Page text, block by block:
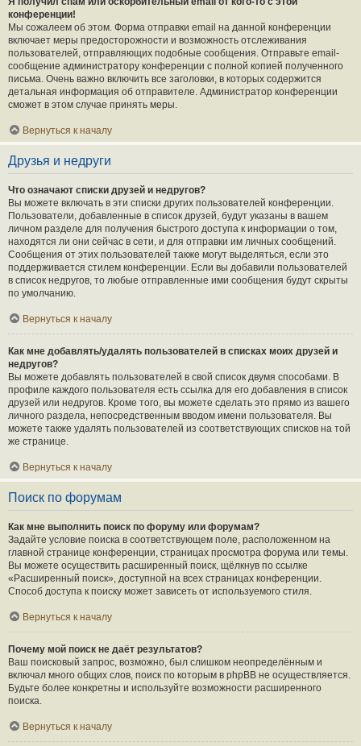
конференции!
Мы сожалеем об этом. Форма отправки email на данной конференции
включает меры предосторожности и возможность отслеживания
пользователей, отправляющих подобные сообщения. Отправьте email-
сообщение администратору конференции с полной копией полученного
письма. Очень важно включить все заголовки, в которых содержится
детальная информация об отправителе. Администратор конференции
сможет в этом случае принять меры.
Вернуться к началу
Друзья и недруги
Что означают списки друзей и недругов?
Вы можете включать в эти списки других пользователей конференции.
Пользователи, добавленные в список друзей, будут указаны в вашем
личном разделе для получения быстрого доступа к информации о том,
находятся ли они сейчас в сети, и для отправки им личных сообщений.
Сообщения от этих пользователей также могут выделяться, если это
поддерживается стилем конференции. Если вы добавили пользователей
в список недругов, то любые отправленные ими сообщения будут скрыты
по умолчанию.
Вернуться к началу
Как мне добавлять/удалять пользователей в списках моих друзей и
недругов?
Вы можете добавлять пользователей в свой список двумя способами. В
профиле каждого пользователя есть ссылка для его добавления в список
друзей или недругов. Кроме того, вы можете сделать это прямо из вашего
личного раздела, непосредственным вводом имени пользователя. Вы
можете также удалять пользователей из соответствующих списков на той
же странице.
Вернуться к началу
Поиск по форумам
Как мне выполнить поиск по форуму или форумам?
Задайте условие поиска в соответствующем поле, расположенном на
главной странице конференции, страницах просмотра форума или темы.
Вы можете осуществить расширенный поиск, щёлкнув по ссылке
«Расширенный поиск», доступной на всех страницах конференции.
Способ доступа к поиску может зависеть от используемого стиля.
Вернуться к началу
Почему мой поиск не даёт результатов?
Ваш поисковый запрос, возможно, был слишком неопределённым и
включал много общих слов, поиск по которым в phpBB не осуществляется.
Будьте более конкретны и используйте возможности расширенного
поиска.
Вернуться к началу